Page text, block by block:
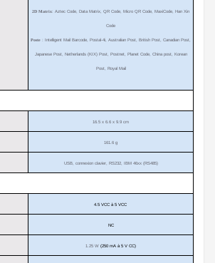
2D Matrix: Aztec Code, Data Matrix, QR Code, Micro QR Code, MaxiCode, Han Xin
Code
Poste : Intelligent Mail Barcode, Postal-4i, Australian Post, British Post, Canadian Post,
Japanese Post, Netherlands (KIX) Post, Postnet, Planet Code, China post, Korean
Post, Royal Mail
16.5 x 6.6 x 9.9 cm
161.6 g
USB, connexion clavier, RS232, IBM 46xx (RS485)
4.5 VCC à 5 VCC
NC
1.25 W (250 mA à 5 V CC)